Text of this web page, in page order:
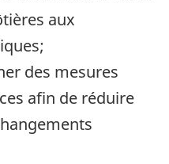
aux
des mesures
afin de réduire